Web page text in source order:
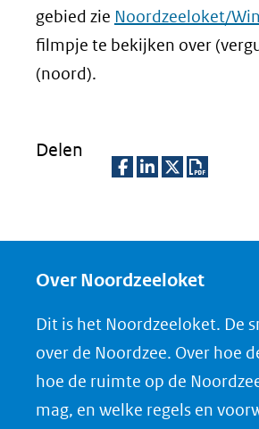
gebied zie Noordzeeloket/
filmpje te bekijken over
(noord).
Delen
e
o
p
F
a
e
o
p
L
i
e
o
p
X
(opent
n
o
a
d
P
Over Noordzeeloket
Dit is het Noordzeeloket. De
over de Noordzee. Over hoe
hoe de ruimte op de
mag, en welke regels en